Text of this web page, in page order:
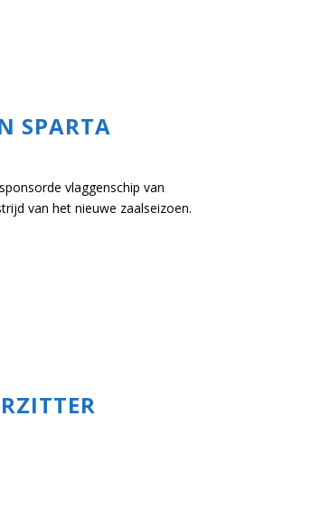
SPARTA
vlaggenschip van
van het nieuwe zaalseizoen.